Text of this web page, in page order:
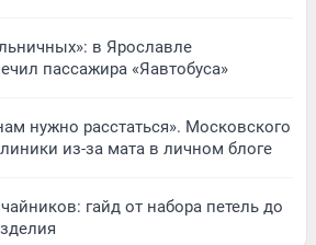
в Ярославле
пассажира «Яавтобуса»
нужно расстаться». Московского
из-за мата в личном блоге
гайд от набора петель до